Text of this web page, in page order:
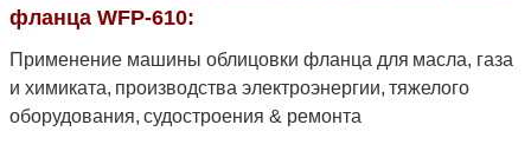
фланца WFP-610:
Применение машины облицовки фланца для масла, газа
и химиката, производства электроэнергии, тяжелого
оборудования, судостроения & ремонта